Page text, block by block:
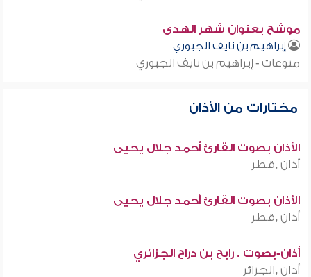
موشح بعنوان شهر الهدى
إبراهيم بن نايف الجبوري
منوعات - إبراهيم بن نايف الجبوري
مختارات من الأذان
الأذان بصوت القارئ أحمد جلال يحيى
أذان ,قطر
الأذان بصوت القارئ أحمد جلال يحيى
أذان ,قطر
أذان-بصوت . رابح بن دراح الجزائري
أذان ,الجزائر